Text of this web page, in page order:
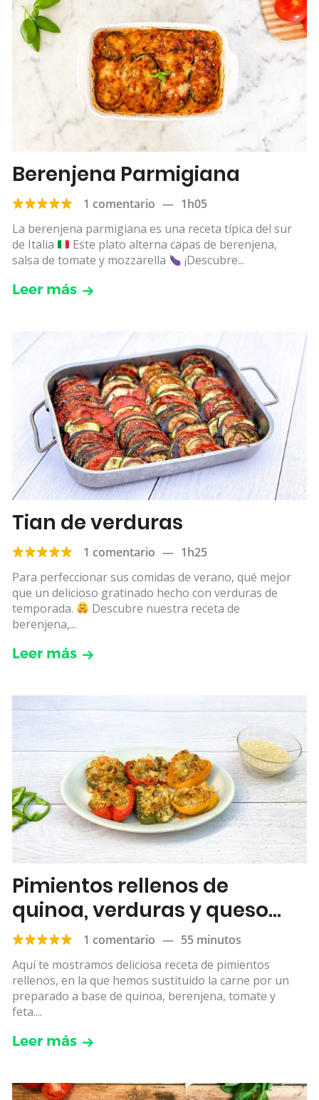
Berenjena Parmigiana
1 comentario — 1h05
La berenjena parmigiana es una receta típica del sur
de Italia
Este plato alterna capas de berenjena,
salsa de tomate y mozzarella
¡Descubre...
Leer más
Tian de verduras
1 comentario — 1h25
Para perfeccionar sus comidas de verano, qué mejor
que un delicioso gratinado hecho con verduras de
temporada.
Descubre nuestra receta de
berenjena,...
Leer más
Pimientos rellenos de
quinoa, verduras y queso
feta
1 comentario — 55 minutos
Aquí te mostramos deliciosa receta de pimientos
rellenos, en la que hemos sustituido la carne por un
preparado a base de quinoa, berenjena, tomate y
feta....
Leer más